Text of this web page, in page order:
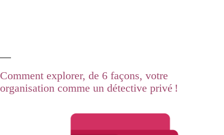
Comment explorer, de 6 façons, votre
organisation comme un détective privé !